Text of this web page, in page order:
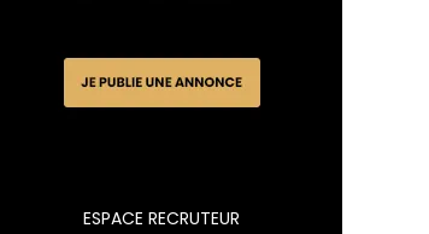
ESPACE RECRUTEUR